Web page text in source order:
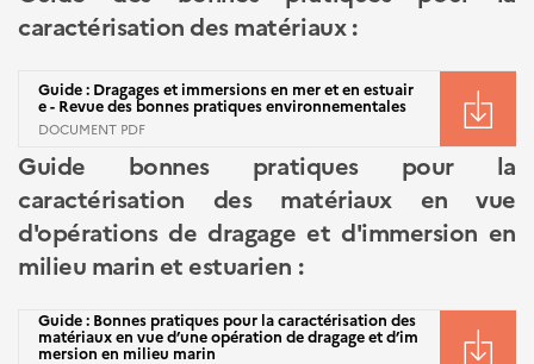
caractérisation des matériaux :
Guide : Dragages et immersions en mer et en estuair
e - Revue des bonnes pratiques environnementales
DOCUMENT PDF
Guide bonnes pratiques pour la
caractérisation des matériaux en vue
d'opérations de dragage et d'immersion en
milieu marin et estuarien :
Guide : Bonnes pratiques pour la caractérisation des
matériaux en vue d’une opération de dragage et d’im
mersion en milieu marin